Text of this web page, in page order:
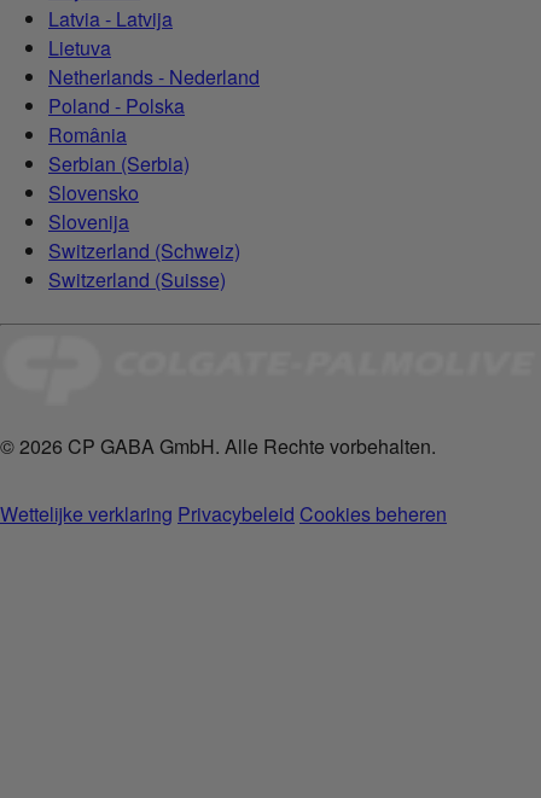
Latvia - Latvija
Lietuva
Netherlands - Nederland
Poland - Polska
România
Serbian (Serbia)
Slovensko
Slovenija
Switzerland (Schweiz)
Switzerland (Suisse)
© 2026 CP GABA GmbH. Alle Rechte vorbehalten.
Wettelijke verklaring Privacybeleid Cookies beheren